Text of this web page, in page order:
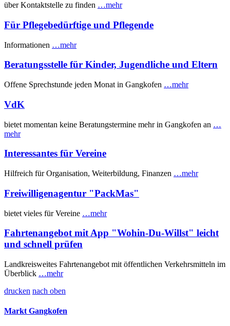
über Kontaktstelle zu finden …mehr
Für Pflegebedürftige und Pflegende
Informationen …mehr
Beratungsstelle für Kinder, Jugendliche und Eltern
Offene Sprechstunde jeden Monat in Gangkofen …mehr
VdK
bietet momentan keine Beratungstermine mehr in Gangkofen an …
mehr
Interessantes für Vereine
Hilfreich für Organisation, Weiterbildung, Finanzen …mehr
Freiwilligenagentur "PackMas"
bietet vieles für Vereine …mehr
Fahrtenangebot mit App "Wohin-Du-Willst" leicht
und schnell prüfen
Landkreisweites Fahrtenangebot mit öffentlichen Verkehrsmitteln im
Überblick …mehr
drucken nach oben
Markt Gangkofen